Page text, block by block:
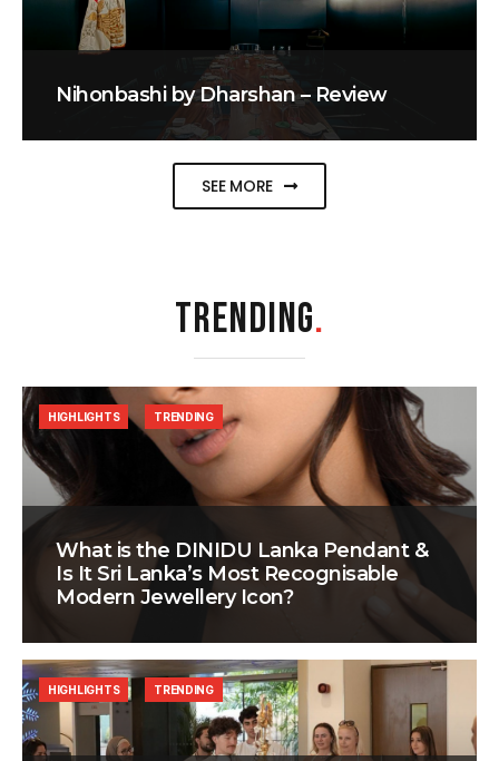
Nihonbashi by Dharshan – Review
SEE MORE
TRENDING.
What is the DINIDU Lanka Pendant &
Is It Sri Lanka’s Most Recognisable
Modern Jewellery Icon?
HIGHLIGHTS TRENDING
HIGHLIGHTS TRENDING